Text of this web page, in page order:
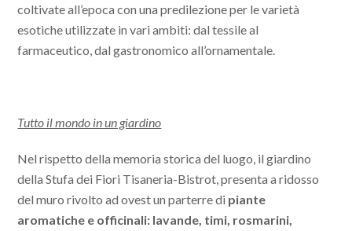
coltivate all’epoca con una predilezione per le varietà
esotiche utilizzate in vari ambiti: dal tessile al
farmaceutico, dal gastronomico all’ornamentale.
Tutto il mondo in un giardino
Nel rispetto della memoria storica del luogo, il giardino
della Stufa dei Fiori Tisaneria-Bistrot, presenta a ridosso
del muro rivolto ad ovest un parterre di piante
aromatiche e officinali: lavande, timi, rosmarini,